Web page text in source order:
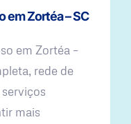
em Zortéa – SC
em Zortéa –
rede de
mais